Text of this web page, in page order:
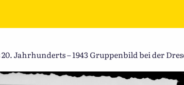
Jahrhunderts – 1943 Gruppenbild bei der